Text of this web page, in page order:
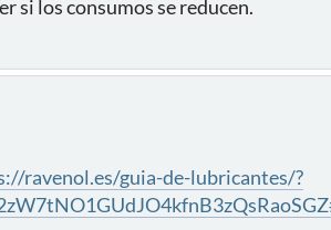
si los consumos se reducen.
ravenol.es/guia-de-lubricantes/?